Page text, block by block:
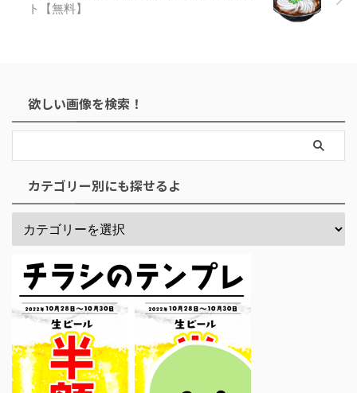
ト【無料】
欲しい画像を検索！
カテゴリー別にも探せるよ